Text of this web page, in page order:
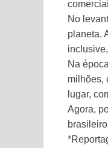
No
planeta.
Na
milhões,
lugar,
Agora,